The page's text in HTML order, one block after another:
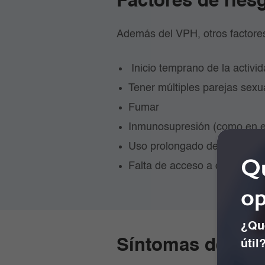
Además del VPH, otros
Inicio temprano de la
Tener múltiples parejas
Fumar
Inmunosupresión (como
Uso prolongado de
Falta de acceso a controles
Síntomas del
útil?